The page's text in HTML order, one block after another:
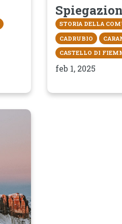
STORIA DELLA
CADRUBIO
CASTELLO DI
feb 1, 2025